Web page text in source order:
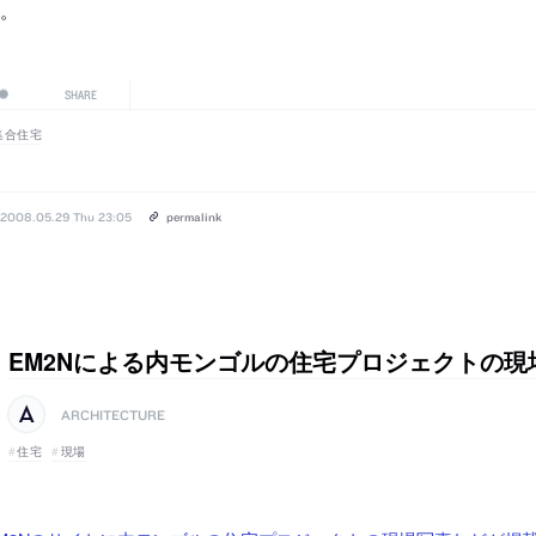
SHARE
合住宅
2008.05.29 Thu 23:05 permalink
EM2Nによる内モンゴルの住宅プロジェクトの現
ARCHITECTURE
住宅 現場